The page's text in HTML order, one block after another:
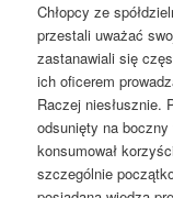
Chłopcy ze
przestali uważać
zastanawiali się
ich oficerem
Raczej niesłusznie.
odsunięty na
konsumował
szczególnie